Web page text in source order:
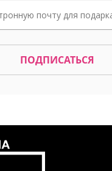
ПОДПИСАТЬСЯ